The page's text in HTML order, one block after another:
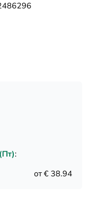
:
от € 38.94